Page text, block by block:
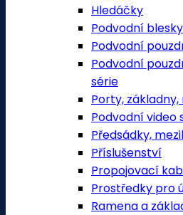
Hledáčky
Podvodní blesky
Podvodní
Podvodní
série
Porty,
Podvodní video
Předsádky,
Příslušenství
Propojovací
Prostředky pro
Ramena a